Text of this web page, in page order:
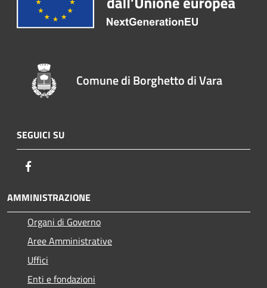
Comune di Borghetto di Vara
SEGUICI SU
AMMINISTRAZIONE
Organi di Governo
Aree Amministrative
Uffici
Enti e fondazioni